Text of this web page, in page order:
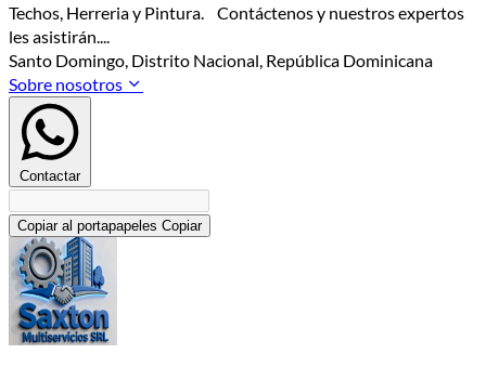
Techos, Herreria y Pintura. Contáctenos y nuestros expertos
les asistirán....
Santo Domingo, Distrito Nacional, República Dominicana
Sobre nosotros
Contactar
Copiar al portapapeles Copiar